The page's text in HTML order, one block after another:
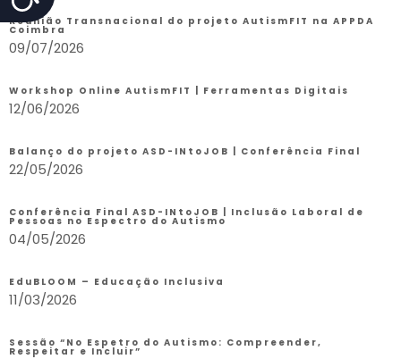
Reunião Transnacional do projeto AutismFIT na APPDA
Coimbra
09/07/2026
Workshop Online AutismFIT | Ferramentas Digitais
12/06/2026
Balanço do projeto ASD-INtoJOB | Conferência Final
22/05/2026
Conferência Final ASD-INtoJOB | Inclusão Laboral de
Pessoas no Espectro do Autismo
04/05/2026
EduBLOOM – Educação Inclusiva
11/03/2026
Sessão “No Espetro do Autismo: Compreender,
Respeitar e Incluir”